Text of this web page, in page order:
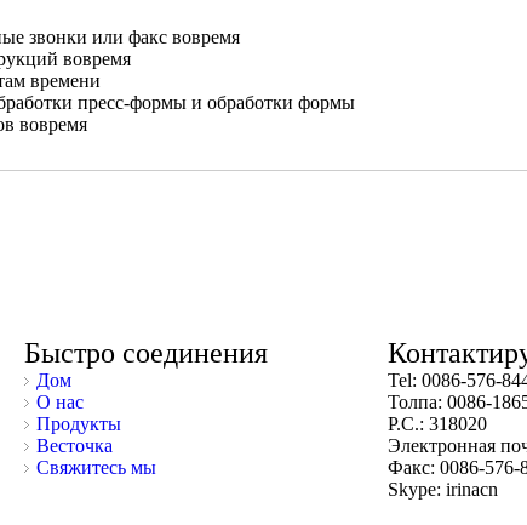
звонки или факс вовремя
вовремя
времени
пресс-формы и обработки формы
вовремя
Быстро соединения
Дом
О нас
Продукты
Весточка
Свяжитесь мы
Tel: 0086-576-
Толпа: 0086-
P.C.: 318020
Электронная
Факс: 0086-576-
Skype: irinacn